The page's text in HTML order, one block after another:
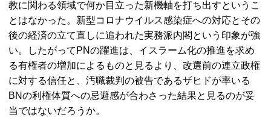
教に関わる領域で何か目立った新機軸を打ち出すというこ
とはなかった。新型コロナウイルス感染症への対応とその
後の経済の立て直しに追われた実務派内閣という印象が強
い。したがって PNの躍進は、イスラーム化の推進を求め
る有権者の増加によるものと見るより、改選前の連立政権
に対する信任と、汚職裁判の被告であるザヒドが率いる
BNの利権体質への忌避感が合わさった結果と見るのが妥
当ではないだろうか。